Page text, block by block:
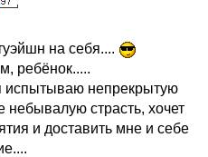
на себя....
ребёнок.....
испытываю непрекрытую
страсть, хочет
и доставить мне и себе